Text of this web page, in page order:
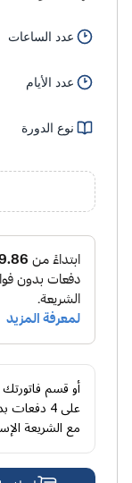
عدد الساعات
عدد الأيام
نوع الدورة
أو قسم
على4 دفعات
مع الشريعة